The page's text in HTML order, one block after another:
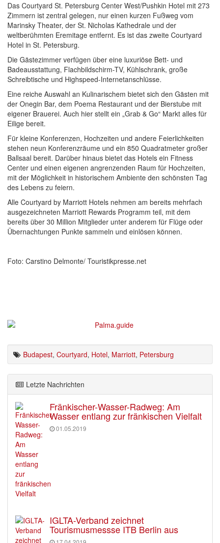
Das Courtyard St. Petersburg Center West/Pushkin Hotel mit 273
Zimmern ist zentral gelegen, nur einen kurzen Fußweg vom
Marinsky Theater, der St. Nicholas Kathedrale und der
weltberühmten Eremitage entfernt. Es ist das zweite Courtyard
Hotel in St. Petersburg.
Die Gästezimmer verfügen über eine luxuriöse Bett- und
Badeausstattung, Flachbildschirm-TV, Kühlschrank, große
Schreibtische und Highspeed-Internetanschlüsse.
Eine reiche Auswahl an Kulinarischem bietet sich den Gästen mit
der Onegin Bar, dem Poema Restaurant und der Bierstube mit
eigener Brauerei. Auch hier stellt ein „Grab & Go“ Markt alles für
Eilige bereit.
Für kleine Konferenzen, Hochzeiten und andere Feierlichkeiten
stehen neun Konferenzräume und ein 850 Quadratmeter großer
Ballsaal bereit. Darüber hinaus bietet das Hotels ein Fitness
Center und einen eigenen angrenzenden Raum für Hochzeiten,
mit der Möglichkeit in historischem Ambiente den schönsten Tag
des Lebens zu feiern.
Alle Courtyard by Marriott Hotels nehmen am bereits mehrfach
ausgezeichneten Marriott Rewards Programm teil, mit dem
bereits über 30 Million Mitglieder unter anderem für Flüge oder
Übernachtungen Punkte sammeln und einlösen können.
Foto: Carstino Delmonte/ Touristikpresse.net
Budapest, Courtyard, Hotel, Marriott, Petersburg
Letzte Nachrichten
Fränkischer-Wasser-Radweg: Am
Wasser entlang zur fränkischen Vielfalt
01.05.2019
IGLTA-Verband zeichnet
Tourismusmessse ITB Berlin aus